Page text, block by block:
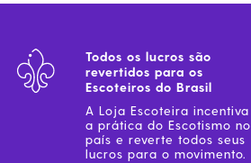
Todos os lucros são
revertidos para os
Escoteiros do Brasil
A Loja Escoteira incentiva
a prática do Escotismo no
país e reverte todos seus
lucros para o movimento.